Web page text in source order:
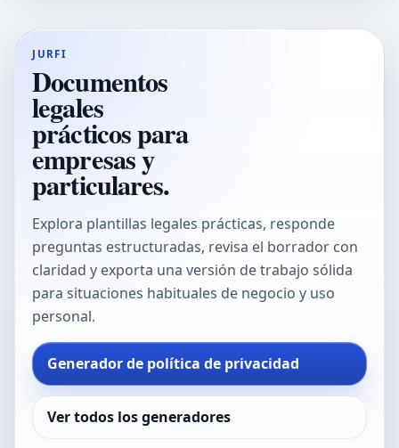
JURFI
Documentos
legales
prácticos para
empresas y
particulares.
Explora plantillas legales prácticas, responde
preguntas estructuradas, revisa el borrador con
claridad y exporta una versión de trabajo sólida
para situaciones habituales de negocio y uso
personal.
Generador de política de privacidad
Ver todos los generadores